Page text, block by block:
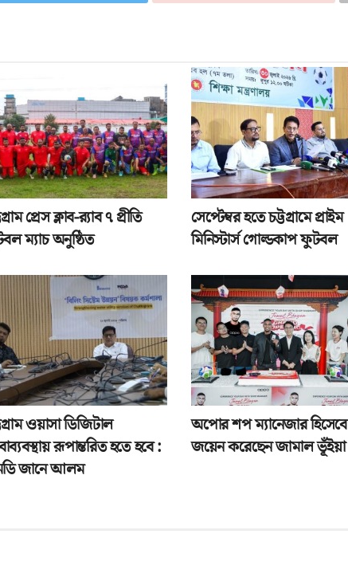
প্রেস ক্লাব-র‌্যাব ৭ প্রীতি
ম্যাচ অনুষ্ঠিত
সেপ্টেম্বর হতে চট্টগ্রামে প্রাইম
মিনিস্টার্স গোল্ডকাপ ফুটবল
ওয়াসা ডিজিটাল
রূপান্তরিত হতে হবে :
জানে আলম
অপোর শপ ম্যানেজার হিসেবে
জয়েন করেছেন জামাল ভূঁইয়া